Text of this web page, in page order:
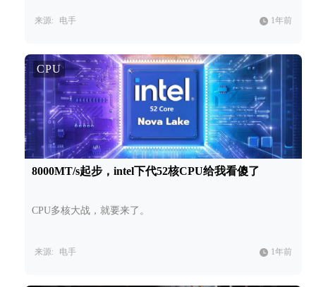
来源: 电手 1年前
CPU
8000MT/s起步，intel下代52核CPU给我看傻了
CPU多核大战，就要来了。
来源: 电手 1年前